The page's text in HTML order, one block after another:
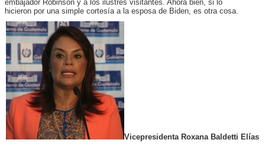
embajador Robinson y a los ilustres visitantes. Ahora bien, si lo
hicieron por una simple cortesía a la esposa de Biden, es otra cosa.
Vicepresidenta Roxana Baldetti Elías